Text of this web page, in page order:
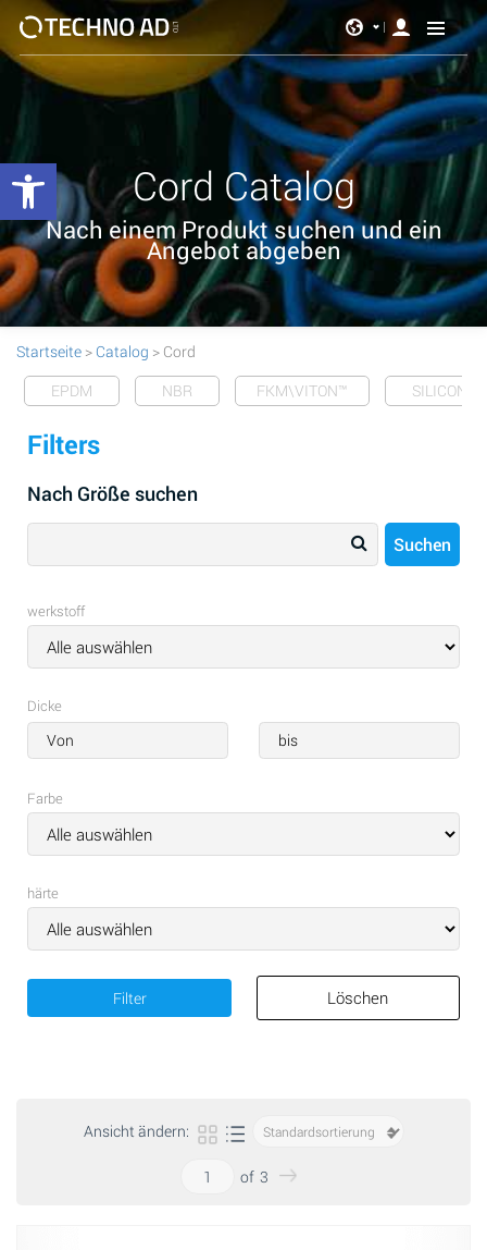
Cord Catalog
Nach einem Produkt suchen und ein
Angebot abgeben
Startseite > Catalog > Cord
EPDM
NBR FKM\VITON™ SILICONE
Ansicht ändern:
of 3
Filters
Nach Größe suchen
Suchen
werkstoff
Dicke
Farbe
härte
Filter Löschen
Werkzeugleiste öffnen